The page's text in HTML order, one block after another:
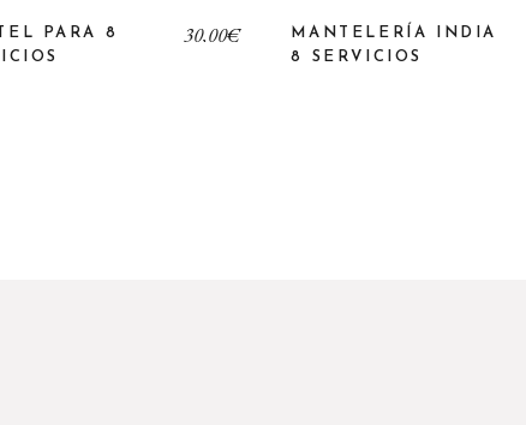
PARA 8
30,00€
MANTELERÍA INDIA
8 SERVICIOS